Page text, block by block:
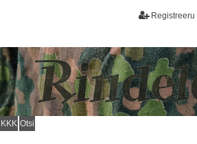
Registreeru
KKK Otsi